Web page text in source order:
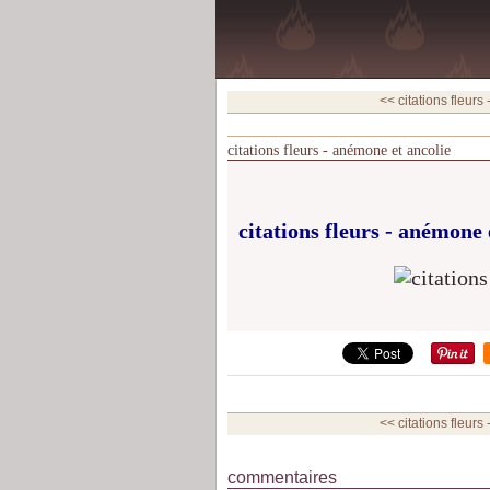
<< citations fleurs
citations fleurs - anémone et ancolie
citations fleurs - anémone
<< citations fleurs
commentaires